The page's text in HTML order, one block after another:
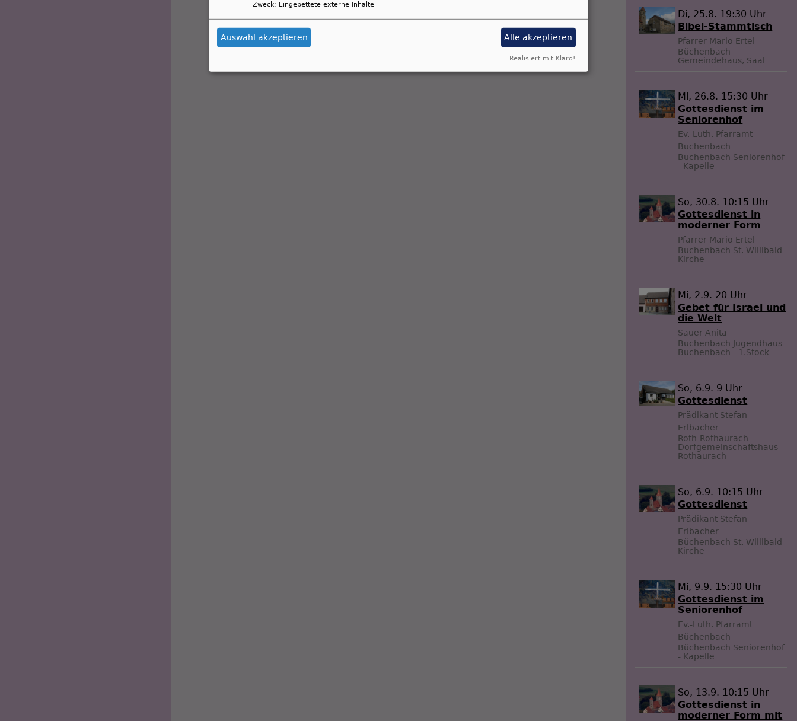
Di, 25.8. 19:30 Uhr
Bibel-Stammtisch
Pfarrer Mario Ertel
Büchenbach
Gemeindehaus, Saal
Mi, 26.8. 15:30 Uhr
Gottesdienst im
Seniorenhof
Ev.-Luth. Pfarramt
Büchenbach
Büchenbach Seniorenhof
- Kapelle
So, 30.8. 10:15 Uhr
Gottesdienst in
moderner Form
Pfarrer Mario Ertel
Büchenbach St.-Willibald-
Kirche
Mi, 2.9. 20 Uhr
Gebet für Israel und
die Welt
Sauer Anita
Büchenbach Jugendhaus
Büchenbach - 1.Stock
So, 6.9. 9 Uhr
Gottesdienst
Prädikant Stefan
Erlbacher
Roth-Rothaurach
Dorfgemeinschaftshaus
Rothaurach
So, 6.9. 10:15 Uhr
Gottesdienst
Prädikant Stefan
Erlbacher
Büchenbach St.-Willibald-
Kirche
Mi, 9.9. 15:30 Uhr
Gottesdienst im
Seniorenhof
Ev.-Luth. Pfarramt
Büchenbach
Büchenbach Seniorenhof
- Kapelle
So, 13.9. 10:15 Uhr
Gottesdienst in
moderner Form mit
Zweck: Eingebettete externe Inhalte
Auswahl akzeptieren Alle akzeptieren
Realisiert mit Klaro!